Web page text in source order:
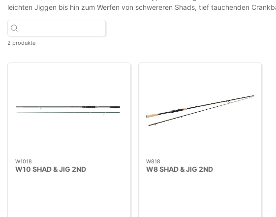
leichten Jiggen bis hin zum Werfen von schwereren Shads, tief tauchenden
2 produkte
W1018
W10 SHAD & JIG 2ND
W818
W8 SHAD & JIG 2ND